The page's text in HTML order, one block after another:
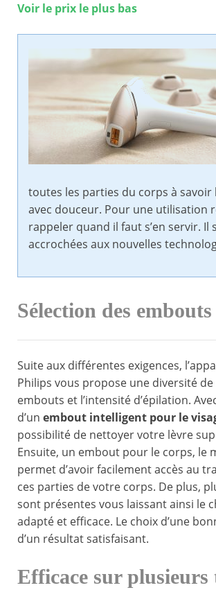
Voir le prix le plus bas
toutes les parties du corps à
avec douceur. Pour une utilisation
rappeler quand il faut s’en servir.
accrochées aux nouvelles
Sélection des
Suite aux différentes exigences,
Philips vous propose une diversité
embouts et l’intensité d’épilation.
d’un embout intelligent pour le
possibilité de nettoyer votre lèvre
Ensuite, un embout pour le corps, le
permet d’avoir facilement accès au
ces parties de votre corps. De plus,
sont présentes vous laissant ainsi le
adapté et efficace. Le choix d’une
d’un résultat satisfaisant.
Efficace sur plusieurs